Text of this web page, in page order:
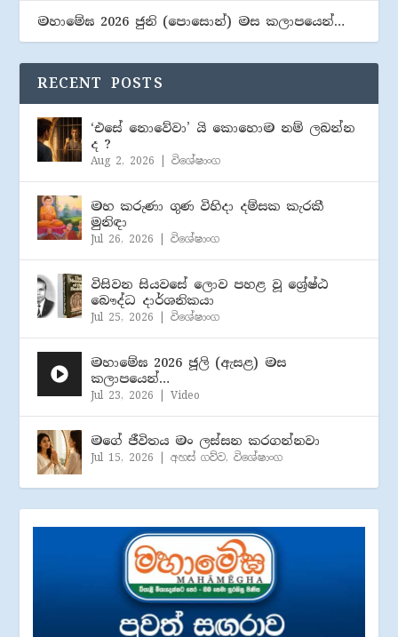
මහාමේඝ 2026 ජුනි (​පොසොන්) මස කලාපයෙන්…
RECENT POSTS
‘එසේ නොවේවා’ යි කොහොම නම් ලබන්න
ද ?
Aug 2, 2026 |විශේෂාංග
මහ කරුණා ගුණ විහිදා දම්සක කැරකී
මුනිඳා
Jul 26, 2026 |විශේෂාංග
විසිවන සියවසේ ලොව පහළ වූ ශ්‍රේෂ්ඨ
බෞද්ධ දාර්ශනිකයා
Jul 25, 2026 |විශේෂාංග
මහාමේඝ 2026 ජූලි (​ඇසළ) මස
කලාපයෙන්…
Jul 23, 2026 |Video
මගේ ජීවිතය මං ලස්සන කරගන්නවා
Jul 15, 2026 |අහස් ගව්ව,විශේෂාංග